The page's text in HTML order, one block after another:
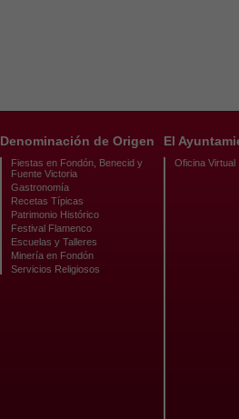
Denominación de Origen
Fiestas en Fondón, Benecid y
Fuente Victoria
Gastronomía
Recetas Típicas
Patrimonio Histórico
Festival Flamenco
Escuelas y Talleres
Minería en Fondón
Servicios Religiosos
El
Oficina Virtual